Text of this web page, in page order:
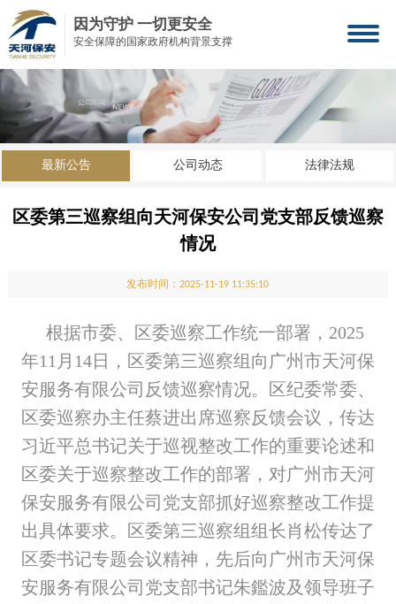
因为守护 一切更安全
安全保障的国家政府机构背景支撑
最新公告 公司动态 法律法规
区委第三巡察组向天河保安公司党支部反馈巡察
情况
发布时间：2025-11-19 11:35:10
根据市委、区委巡察工作统一部署，2025
年11月14日，区委第三巡察组向广州市天河保
安服务有限公司反馈巡察情况。区纪委常委、
区委巡察办主任蔡进出席巡察反馈会议，传达
习近平总书记关于巡视整改工作的重要论述和
区委关于巡察整改工作的部署，对广州市天河
保安服务有限公司党支部抓好巡察整改工作提
出具体要求。区委第三巡察组组长肖松传达了
区委书记专题会议精神，先后向广州市天河保
安服务有限公司党支部书记朱鑑波及领导班子